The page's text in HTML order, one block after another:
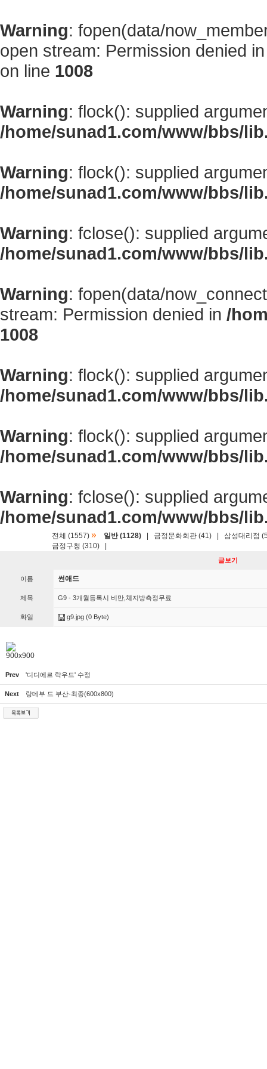
Warning: fopen(data/
open stream: Permission denied
on line 1008
Warning: flock(): supplied
/home/sunad1.com/www/bbs/
Warning: flock(): supplied
/home/sunad1.com/www/bbs/
Warning: fclose(): supplied
/home/sunad1.com/www/bbs/
Warning: fopen(data/
stream: Permission denied in /
1008
Warning: flock(): supplied
/home/sunad1.com/www/bbs/
Warning: flock(): supplied
/home/sunad1.com/www/bbs/
Warning: fclose(): supplied
/home/sunad1.com/www/bbs/
전체 (1557) » 일반 (1128) 금정문화회관 (41)
삼성대리점
금정구청 (310)
글보기
이름 썬애드
제목 G9 - 3개월등록시 비만,체지방측정무료
화일 g9.jpg (0 Byte)
900x900
Prev '디디에르 락우드' 수정
Next 랑데부 드 부산-최종(600x800)